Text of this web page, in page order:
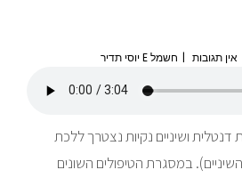
אין תגובות חשמל E יוסי תדיר
ושיניים נקיות נצטרך ללכת
במסגרת הטיפולים השונים